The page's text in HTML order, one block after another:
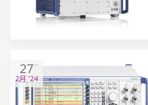
27
2月 '24